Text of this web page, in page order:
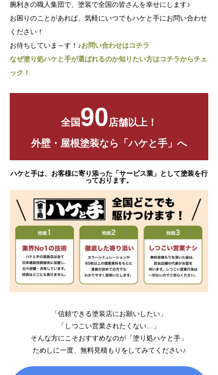
腕利きの職人集団で、塗装で全国の皆さんを幸せにします♪
お困りのことがあれば、気軽にいつでもハケと手にお問い合わせ
ください！
お待ちしていま～す！♪お問い合わせはコチラ
なぜ塗り処ハケと手が選ばれるのか知りたい方はコチラからチェ
ック！
全国90店舗以上！
外壁・屋根塗装なら「ハケと手」へ
ハケと手は、お客様に寄り添った「サービス業」として塗装を行
っております。
「信頼できる塗装店にお願いしたい」
「しつこい営業されたくない…」
そんな方にこそおすすめなのが「塗り処ハケと手」
ためしに一度、無料見積もりをしてみてください♪